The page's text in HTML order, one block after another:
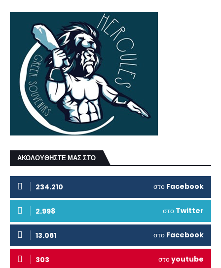
ΑΚΟΛΟΥΘΗΣΤΕ ΜΑΣ ΣΤΟ
234.210 στο Facebook
2.998 στο Twitter
13.061 στο Facebook
303 στοyoutube